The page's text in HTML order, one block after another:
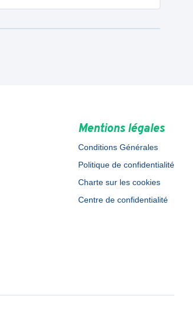
Mentions légales
Conditions Générales
Politique de confidentialité
Charte sur les cookies
Centre de confidentialité